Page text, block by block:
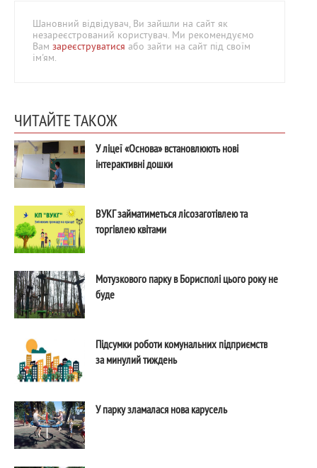
Шановний відвідувач, Ви зайшли на сайт як
незареєстрований користувач. Ми рекомендуємо
Вам зареєструватися або зайти на сайт під своїм
ім'ям.
ЧИТАЙТЕ ТАКОЖ
У ліцеї «Основа» встановлюють нові
інтерактивні дошки
ВУКГ займатиметься лісозаготівлею та
торгівлею квітами
Мотузкового парку в Борисполі цього року не
буде
Підсумки роботи комунальних підприємств
за минулий тиждень
У парку зламалася нова карусель